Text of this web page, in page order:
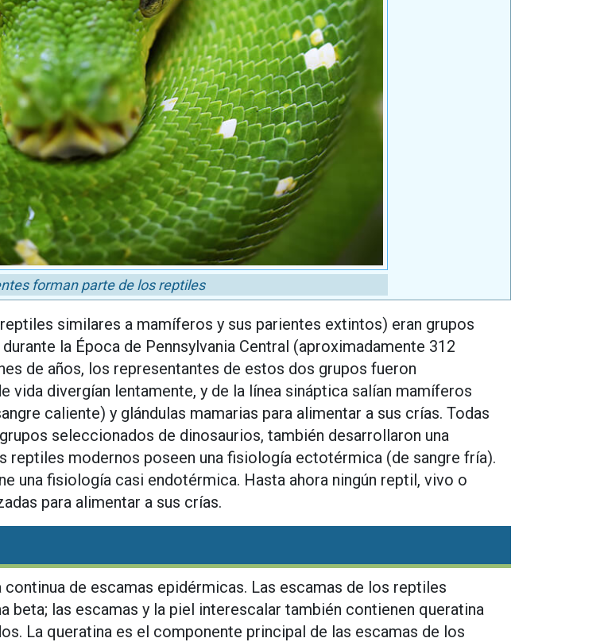
forman parte de los reptiles
similares a mamíferos y sus parientes extintos) eran grupos
la Época de Pennsylvania Central (aproximadamente 312
de años, los representantes de estos dos grupos fueron
divergían lentamente, y de la línea sináptica salían mamíferos
caliente) y glándulas mamarias para alimentar a sus crías. Todas
seleccionados de dinosaurios, también desarrollaron una
reptiles modernos poseen una fisiología ectotérmica (de sangre fría).
una fisiología casi endotérmica. Hasta ahora ningún reptil, vivo o
para alimentar a sus crías.
de escamas epidérmicas. Las escamas de los reptiles
beta; las escamas y la piel interescalar también contienen queratina
La queratina es el componente principal de las escamas de los